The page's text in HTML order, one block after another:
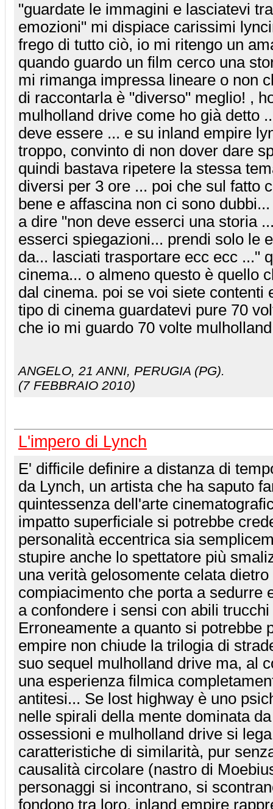
"guardate le immagini e lasciatevi
emozioni" mi dispiace carissimi
frego di tutto ciò, io mi ritengo un
quando guardo un film cerco una
mi rimanga impressa lineare o non
di raccontarla è "diverso" meglio! ,
mulholland drive come ho già detto
deve essere ... e su inland empire
troppo, convinto di non dover dare
quindi bastava ripetere la stessa
diversi per 3 ore ... poi che sul fatto
bene e affascina non ci sono
a dire "non deve esserci una storia
esserci spiegazioni... prendi solo le
da... lasciati trasportare ecc ecc ..."
cinema... o almeno questo è quello
dal cinema. poi se voi siete contenti
tipo di cinema guardatevi pure 70
che io mi guardo 70 volte
ANGELO, 21 ANNI, PERUGIA (PG).
(7 FEBBRAIO 2010)
L'impero di Lynch
E' difficile definire a distanza di
da Lynch, un artista che ha saputo
quintessenza dell'arte
impatto superficiale si potrebbe
personalità eccentrica sia
stupire anche lo spettatore più
una verità gelosomente celata
compiacimento che porta a sedurre
a confondere i sensi con abili
Erroneamente a quanto si potrebbe
empire non chiude la trilogia di
suo sequel mulholland drive ma, al
una esperienza filmica
antitesi... Se lost highway è uno
nelle spirali della mente dominata
ossessioni e mulholland drive si
caratteristiche di similarità, pur
causalità circolare (nastro di
personaggi si incontrano, si
fondono tra loro, inland empire